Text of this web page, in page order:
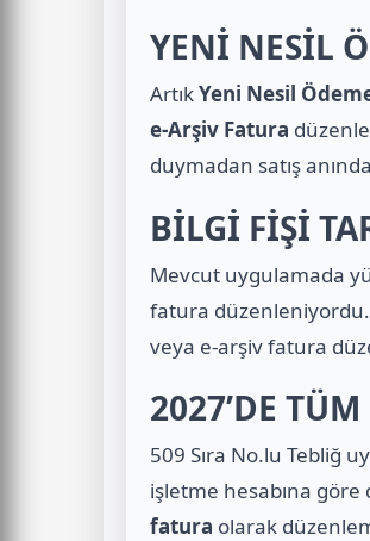
YENİ NESİL
ArtıkYeni Nesil
e-Arşiv Fatura
duymadan satış
BİLGİ FİŞİ
Mevcut uygulamada
fatura düzenleniyordu.
veya e-arşiv fatura
2027’DE
509 Sıra No.lu Tebliğ
işletme hesabına göre
fatura olarak